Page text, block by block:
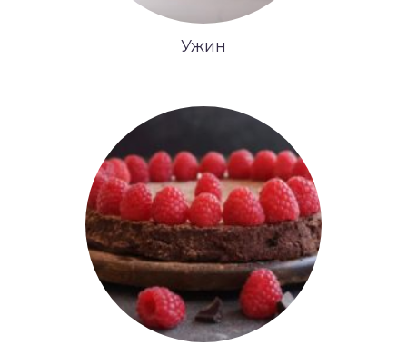
Ужин